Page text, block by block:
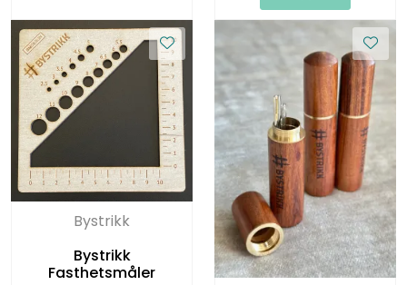
Bystrikk
Bystrikk
Fasthetsmåler